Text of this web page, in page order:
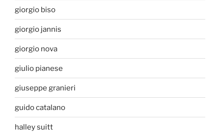
giorgio biso
giorgio jannis
giorgio nova
giulio pianese
giuseppe granieri
guido catalano
halley suitt